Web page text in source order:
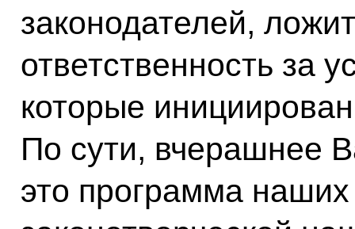
законодателей,
ответственность за
которые
По сути, вчерашнее
это программа